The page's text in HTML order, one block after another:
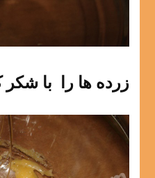
زرده ها را با شکر